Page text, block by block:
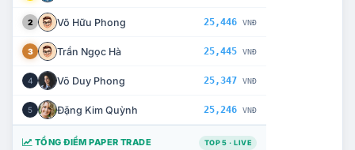
2 Võ Hữu Phong 25,446 VNĐ
3 Trần Ngọc Hà 25,445 VNĐ
4 Võ Duy Phong 25,347 VNĐ
5 Đặng Kim Quỳnh 25,246 VNĐ
TỔNG ĐIỂM PAPER TRADE TOP 5 · LIVE